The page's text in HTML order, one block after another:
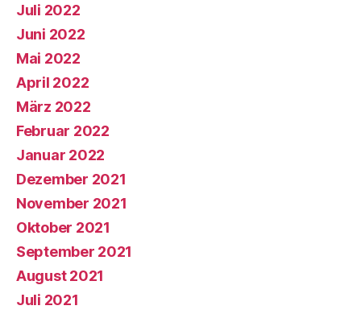
Juli 2022
Juni 2022
Mai 2022
April 2022
März 2022
Februar 2022
Januar 2022
Dezember 2021
November 2021
Oktober 2021
September 2021
August 2021
Juli 2021